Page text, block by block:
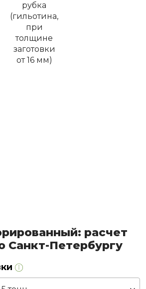
рубка
(гильотина,
при
толщине
заготовки
от 16 мм)
расчет
Санкт-Петербургу